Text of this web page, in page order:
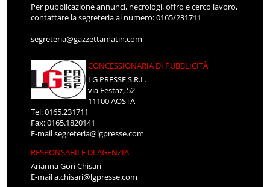
Per pubblicazione annunci, necrologi, offro e cerco lavoro,
contattare la segreteria al numero: 0165/231711
segreteria@gazzettamatin.com
CONCESSIONARIA DI PUBBLICITÀ
LG PRESSE S.R.L.
via Festaz, 52
11100 AOSTA
Tel: 0165.231711
Fax: 0165.1820141
E-mailsegreteria@lgpresse.com
RESPONSABILE DI AGENZIA
Arianna Gori Chisari
E-maila.chisari@lgpresse.com